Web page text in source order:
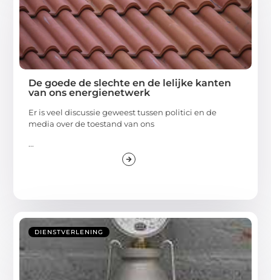
De goede de slechte en de lelijke kanten
van ons energienetwerk
Er is veel discussie geweest tussen politici en de
media over de toestand van ons
...
DIENSTVERLENING